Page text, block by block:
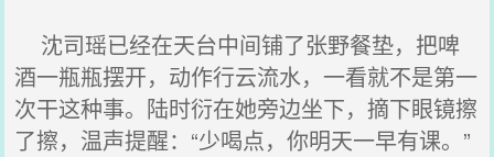
沈司瑶已经在天台中间铺了张野餐垫，把啤
酒一瓶瓶摆开，动作行云流水，一看就不是第一
次干这种事。陆时衍在她旁边坐下，摘下眼镜擦
了擦，温声提醒：“少喝点，你明天一早有课。”